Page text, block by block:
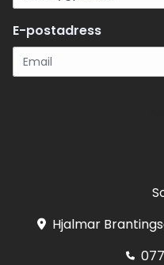
E-postadress
Hjalmar